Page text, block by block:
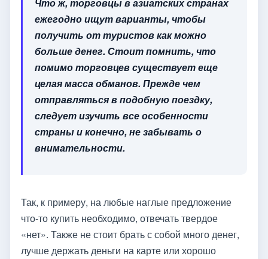
ежегодно ищут варианты, чтобы
получить от туристов как можно
больше денег. Стоит помнить, что
помимо торговцев существует еще
целая масса обманов. Прежде чем
отправляться в подобную поездку,
следует изучить все особенности
страны и конечно, не забывать о
внимательности.
Так, к примеру, на любые наглые предложение
что-то купить необходимо, отвечать твердое
«нет». Также не стоит брать с собой много денег,
лучше держать деньги на карте или хорошо